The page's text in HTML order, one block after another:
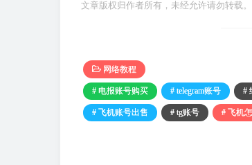
文章版权归作者所有，未经允许请勿转载。
网络教程
# 电报账号购买 # telegram账号 #
# 飞机账号出售 # tg账号 # 飞机